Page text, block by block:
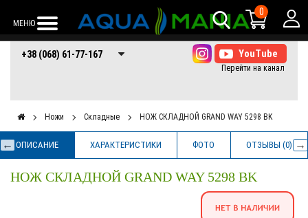
МЕНЮ
0
+38 (068) 61-77-
167
+38 (066) 61-77-+38 (073) 61-77-
167
+38 (068) 61-77-167
Ножи Складные НОЖ СКЛАДНОЙ GRAND WAY 5298 BK
ОПИСАНИЕ ХАРАКТЕРИСТИКИ ФОТО ОТЗЫВЫ (0)
НОЖ СКЛАДНОЙ GRAND WAY 5298 BK